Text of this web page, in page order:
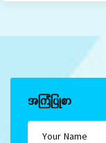
အကြံပြုစာ